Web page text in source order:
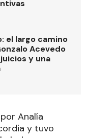
el largo camino
Acevedo
y una
Analía
y tuvo